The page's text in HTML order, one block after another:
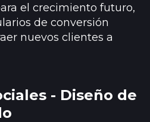
el crecimiento futuro,
de conversión
nuevos clientes a
- Diseño de